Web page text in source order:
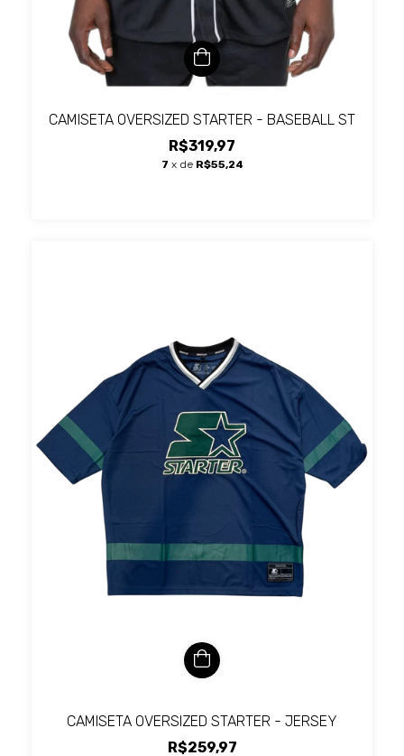
CAMISETA OVERSIZED STARTER - BASEBALL ST
R$319,97
7 x de R$55,24
CAMISETA OVERSIZED STARTER - JERSEY
R$259,97